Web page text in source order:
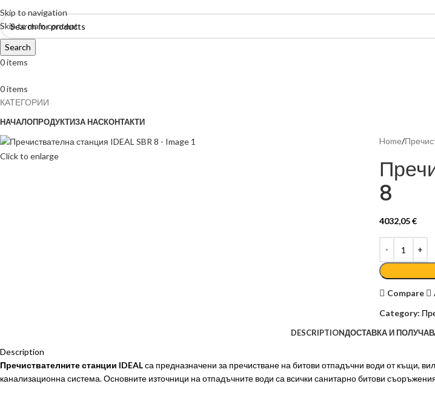
Skip to navigation
Skip to main content
Search
0items
0items
КАТЕГОРИИ
НАЧАЛОПРОДУКТИЗА НАСКОНТАКТИ
Click to enlarge
Home
8
4032,05€
Compare
Category:
DESCRIPTIONДОСТАВКА И
Description
Пречиствателните станции IDEALса предназначени за пречистване на битови отпадъчни води от къщи,
канализационна система. Основните източници на отпадъчните води са всички санитарно битови